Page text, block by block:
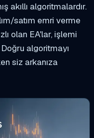
akıllı algoritmalardır.
satım emri verme
olan EA'lar, işlemi
algoritmayı
siz arkanıza